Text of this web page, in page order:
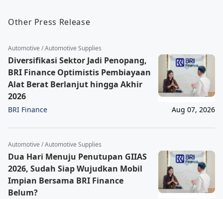
Other Press Release
Automotive / Automotive Supplies
Diversifikasi Sektor Jadi Penopang,
BRI Finance Optimistis Pembiayaan
Alat Berat Berlanjut hingga Akhir
2026
BRI Finance Aug 07, 2026
Automotive / Automotive Supplies
Dua Hari Menuju Penutupan GIIAS
2026, Sudah Siap Wujudkan Mobil
Impian Bersama BRI Finance
Belum?